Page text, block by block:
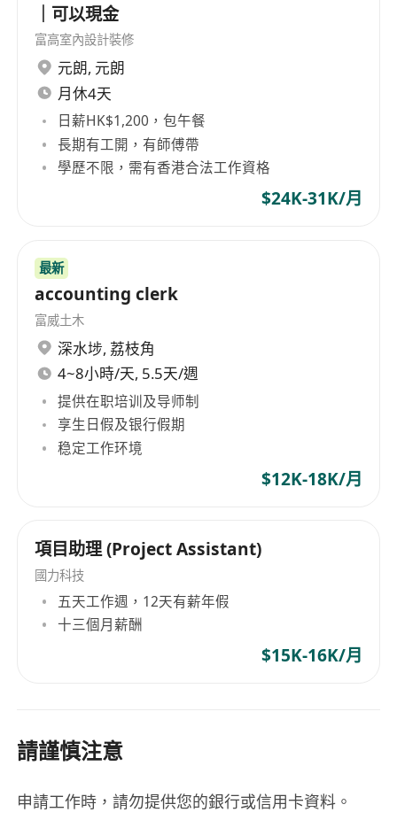
｜可以現金
富高室內設計裝修
元朗, 元朗
月休4天
日薪HK$1,200，包午餐
長期有工開，有師傅帶
學歷不限，需有香港合法工作資格
$24K-31K/月
最新
accounting clerk
富威土木
深水埗, 荔枝角
4~8小時/天, 5.5天/週
提供在职培训及导师制
享生日假及银行假期
稳定工作环境
$12K-18K/月
項目助理 (Project Assistant)
國力科技
五天工作週，12天有薪年假
十三個月薪酬
$15K-16K/月
請謹慎注意
申請工作時，請勿提供您的銀行或信用卡資料。